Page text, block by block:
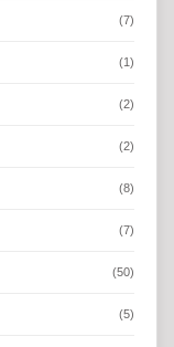
(7)
(1)
(2)
(2)
(8)
(7)
(50)
(5)